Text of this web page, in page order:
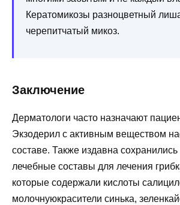
Кератомикозы разноцветный
черепитчатый микоз.
Заключение
Дерматологи часто назначают
Экзодерил с активным веществом
составе. Также издавна
лечебные составы для лечения
которые содержали кислоты
молочнуюкрасители синька,